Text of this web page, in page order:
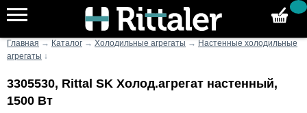
Главная → Каталог → Холодильные агрегаты → Настенные холодильные
агрегаты ↓
3305530, Rittal SK Холод.агрегат настенный,
1500 Вт